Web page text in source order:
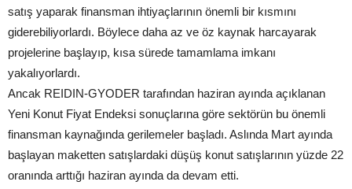
satış yaparak finansman ihtiyaçlarının önemli bir kısmını
giderebiliyorlardı. Böylece daha az ve öz kaynak harcayarak
projelerine başlayıp, kısa sürede tamamlama imkanı
yakalıyorlardı.
Ancak REIDIN-GYODER tarafından haziran ayında açıklanan
Yeni Konut Fiyat Endeksi sonuçlarına göre sektörün bu önemli
finansman kaynağında gerilemeler başladı. Aslında Mart ayında
başlayan maketten satışlardaki düşüş konut satışlarının yüzde 22
oranında arttığı haziran ayında da devam etti.